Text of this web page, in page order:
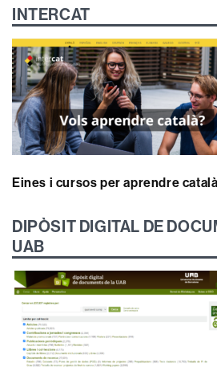
INTERCAT
Eines i cursos per aprendre català
DIPÒSIT DIGITAL DE
UAB